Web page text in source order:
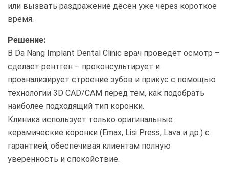
или вызвать раздражение дёсен уже через короткое
время.
Решение:
В Da Nang Implant Dental Clinic врач проведёт осмотр –
сделает рентген – проконсультирует и
проанализирует строение зубов и прикус с помощью
технологии 3D CAD/CAM перед тем, как подобрать
наиболее подходящий тип коронки.
Клиника использует только оригинальные
керамические коронки (Emax, Lisi Press, Lava и др.) с
гарантией, обеспечивая клиентам полную
уверенность и спокойствие.